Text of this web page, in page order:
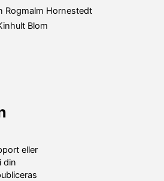
Rogmalm Hornestedt
Blom
eller
din